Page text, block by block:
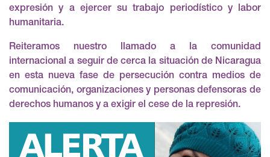
expresión y a ejercer su trabajo periodístico y labor
humanitaria.
Reiteramos nuestro llamado a la comunidad
internacional a seguir de cerca la situación de Nicaragua
en esta nueva fase de persecución contra medios de
comunicación, organizaciones y personas defensoras de
derechos humanos y a exigir el cese de la represión.